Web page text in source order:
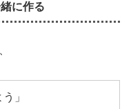
に作る
」